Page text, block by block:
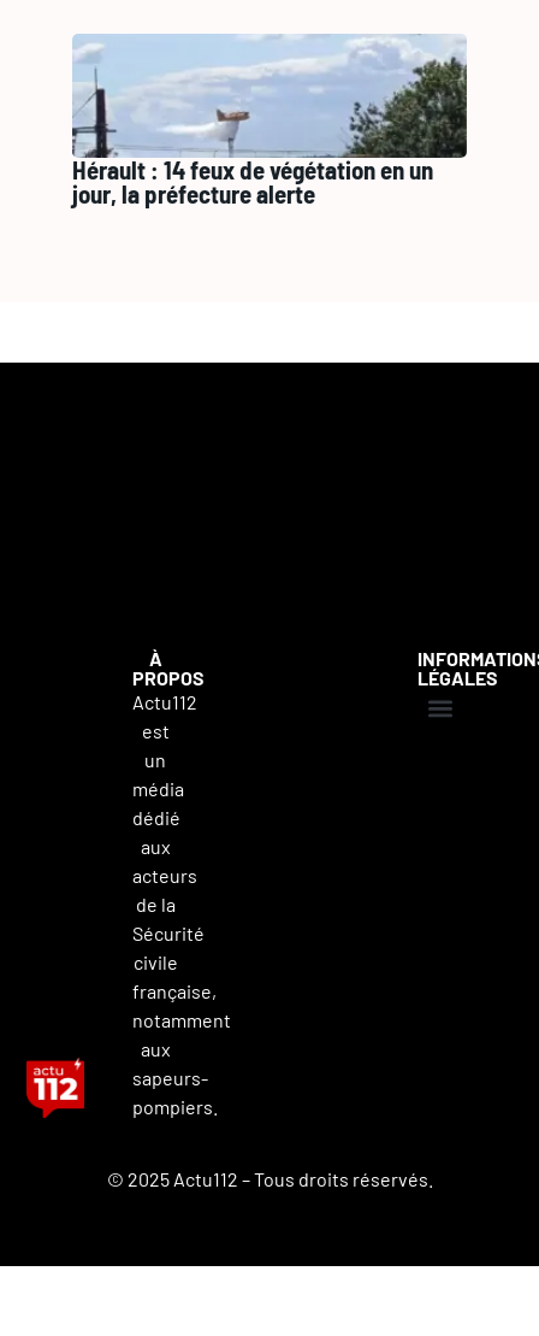
Hérault : 14 feux de végétation en un
jour, la préfecture alerte
À
PROPOS
Actu112
est
un
média
dédié
aux
acteurs
de la
Sécurité
civile
française,
notamment
aux
sapeurs-
pompiers.
LÉGALES
© 2025 Actu112 – Tous droits réservés.